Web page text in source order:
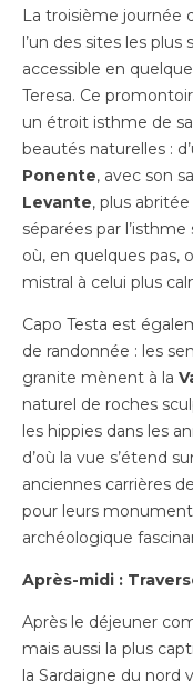
La troisième journée
l’un des sites les plus
accessible en
Teresa. Ce
un étroit isthme de
beautés naturelles :
Ponente, avec son
Levante, plus
séparées par
où, en quelques pas,
mistral à celui plus
Capo Testa est
de randonnée : les
granite mènent à la
naturel de roches
les hippies dans les
d’où la vue s’étend
anciennes carrières
pour leurs
archéologique
Après-midi :
Après le déjeuner
mais aussi la plus
la Sardaigne du nord